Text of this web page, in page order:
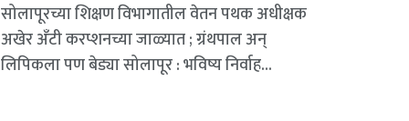
सोलापूरच्या शिक्षण विभागातील वेतन पथक अधीक्षक
अखेर अँटी करप्शनच्या जाळ्यात ; ग्रंथपाल अन्
लिपिकला पण बेड्या सोलापूर : भविष्य निर्वाह...